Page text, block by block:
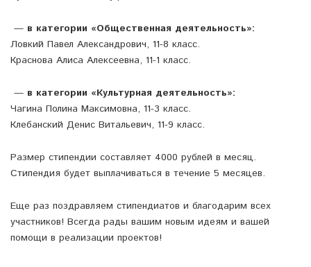
— в категории «Общественная деятельность»:
Ловкий Павел Александрович, 11-8 класс.
Краснова Алиса Алексеевна, 11-1 класс.
— в категории «Культурная деятельность»:
Чагина Полина Максимовна, 11-3 класс.
Клебанский Денис Витальевич, 11-9 класс.
Размер стипендии составляет 4000 рублей в месяц.
Стипендия будет выплачиваться в течение 5 месяцев.
Еще раз поздравляем стипендиатов и благодарим всех
участников! Всегда рады вашим новым идеям и вашей
помощи в реализации проектов!